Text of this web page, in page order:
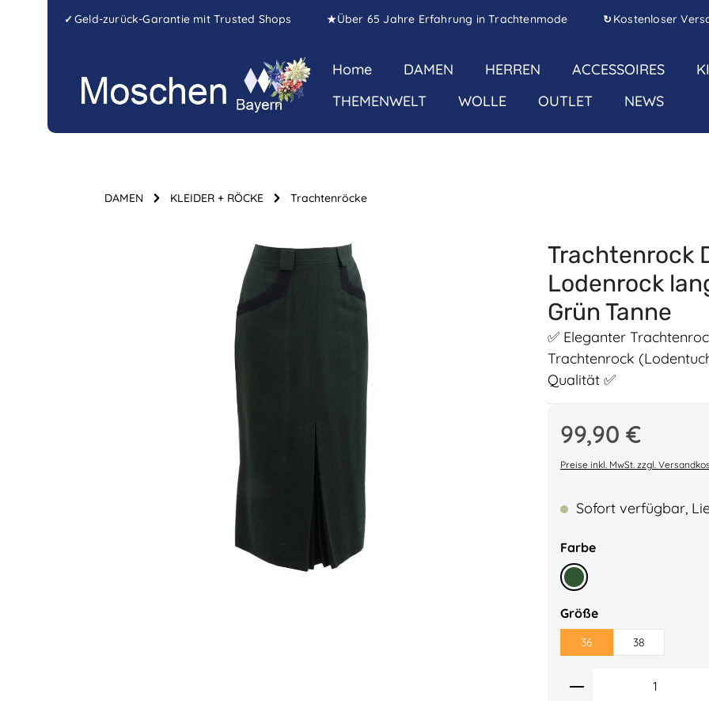
Zum Hauptinhalt springen
Zur Hauptnavigation springen
✓ Geld-zurück-Garantie mit Trusted Shops ★Über 65 Jahre Erfahrung in Trachtenmode ↻ Kostenloser
Home DAMEN HERREN ACCESSOIRES
THEMENWELT
WOLLE OUTLET NEWS
DAMEN KLEIDER + RÖCKE Trachtenröcke
Trachtenrock
Lodenrock
Grün Tanne
✅ Eleganter
Trachtenrock
Qualität ✅
Regulärer Preis:
99,90 €
Preise inkl. MwSt. zzgl.
Sofort verfügbar,
Farbeauswählen
Tanne
Größeauswählen
36 38
Produkt